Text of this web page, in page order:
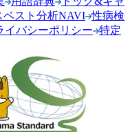
ベスト分析NAVI 性病検
イバシーポリシー 特定